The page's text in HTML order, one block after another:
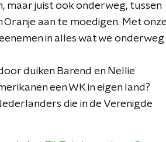
maar juist ook onderweg, tussen
aan te moedigen. Met
in alles wat we onderweg
duiken Barend en Nellie
een WK in eigen land?
die in de Verenigde